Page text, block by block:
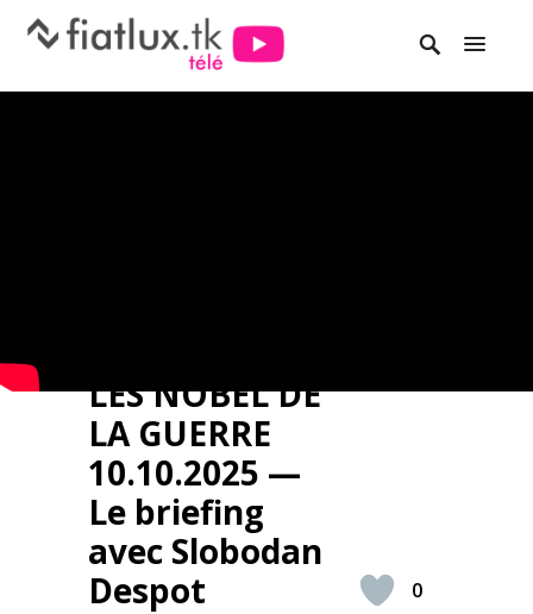
LES NOBEL DE
LA GUERRE
10.10.2025 —
Le briefing
avec Slobodan
Despot
0